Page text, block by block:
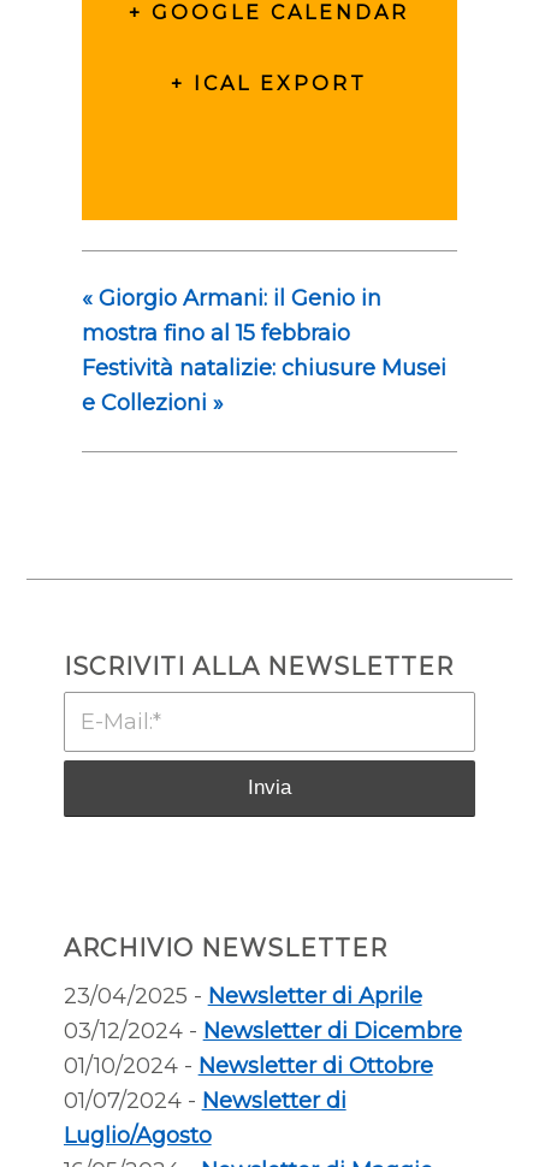
+ GOOGLE CALENDAR
+ ICAL EXPORT
«Giorgio Armani: il Genio in
mostra fino al 15 febbraio
Festività natalizie: chiusure Musei
e Collezioni »
ISCRIVITI ALLA NEWSLETTER
ARCHIVIO NEWSLETTER
23/04/2025 - Newsletter di Aprile
03/12/2024 - Newsletter di Dicembre
01/10/2024 - Newsletter di Ottobre
01/07/2024 - Newsletter di
Luglio/Agosto